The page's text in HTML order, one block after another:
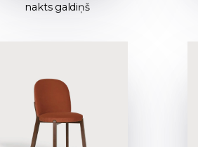
nakts galdiņš